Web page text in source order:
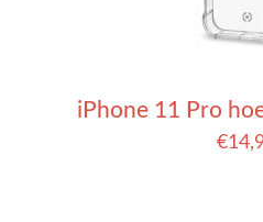
iPhone 11 Pro
€